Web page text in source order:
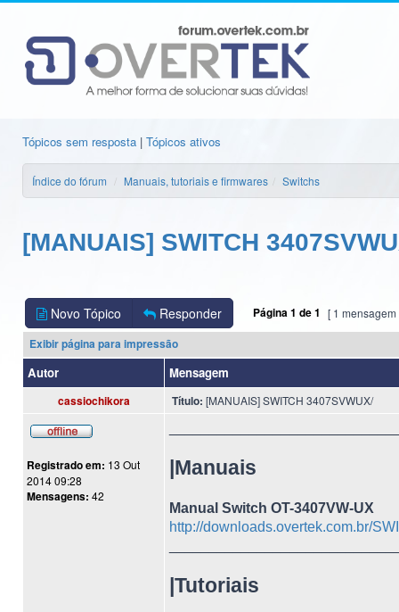
Tópicos sem resposta | Tópicos ativos
Índice do fórum Manuais, tutoriais e firmwares Switchs
[MANUAIS] SWITCH
Novo Tópico Responder Página1 de1 [ 1
Exibir página para impressão
Autor Mensagem
cassiochikora Título: [MANUAIS] SWITCH 3407SVWUX/
Registrado em: 13 Out
2014 09:28
Mensagens: 42
|Manuais
Manual Switch OT-3407VW-UX
http://downloads.overtek.com.br/
|Tutoriais